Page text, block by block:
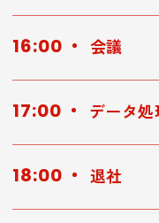
16:00 会議
17:00 データ
18:00 退社